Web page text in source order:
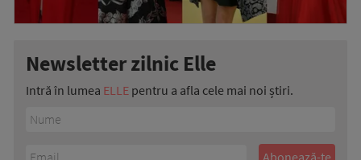
Newsletter zilnic Elle
Intră în lumea ELLE pentru a afla cele mai noi știri.